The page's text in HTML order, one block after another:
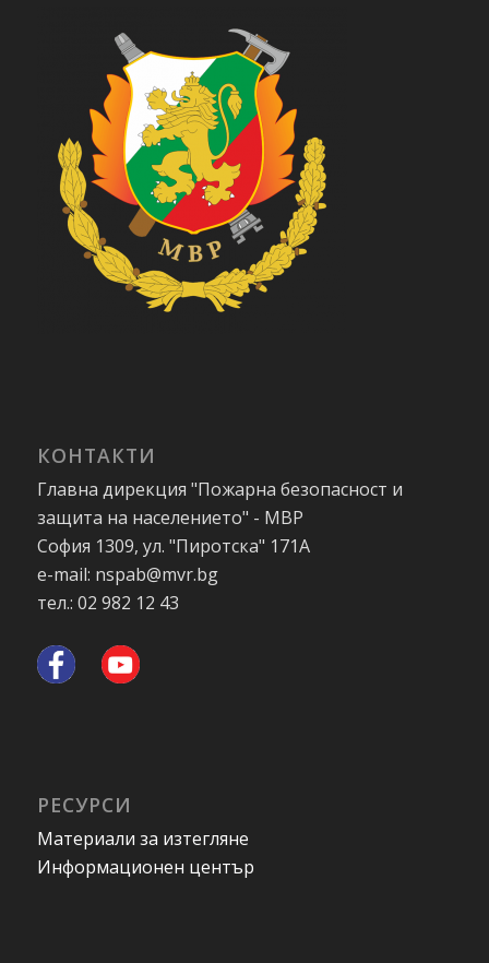
КОНТАКТИ
Главна дирекция "Пожарна безопасност и
защита на населението" - МВР
София 1309, ул. "Пиротска" 171А
e-mail: nspab@mvr.bg
тел.: 02 982 12 43
РЕСУРСИ
Материали за изтегляне
Информационен център